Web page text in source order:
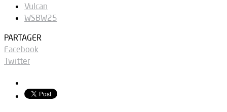
Vulcan
WSBW25
PARTAGER
Facebook
Twitter